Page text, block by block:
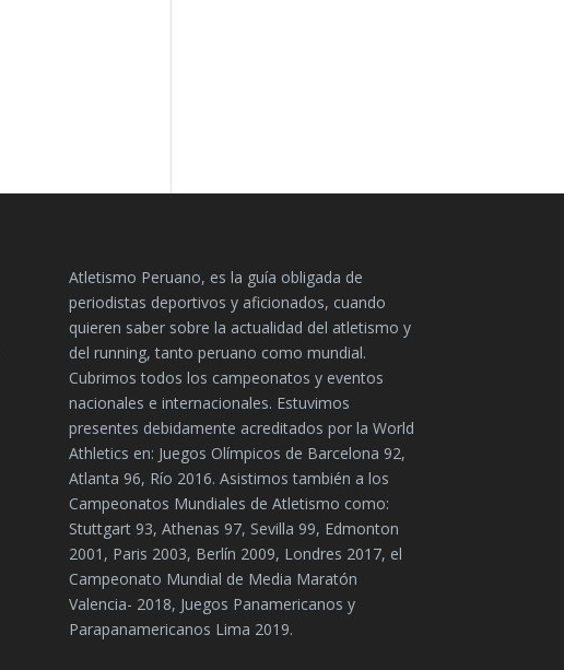
Atletismo Peruano, es la guía obligada de
periodistas deportivos y aficionados, cuando
quieren saber sobre la actualidad del atletismo y
del running, tanto peruano como mundial.
Cubrimos todos los campeonatos y eventos
nacionales e internacionales. Estuvimos
presentes debidamente acreditados por la World
Athletics en: Juegos Olímpicos de Barcelona 92,
Atlanta 96, Río 2016. Asistimos también a los
Campeonatos Mundiales de Atletismo como:
Stuttgart 93, Athenas 97, Sevilla 99, Edmonton
2001, Paris 2003, Berlín 2009, Londres 2017, el
Campeonato Mundial de Media Maratón
Valencia- 2018, Juegos Panamericanos y
Parapanamericanos Lima 2019.